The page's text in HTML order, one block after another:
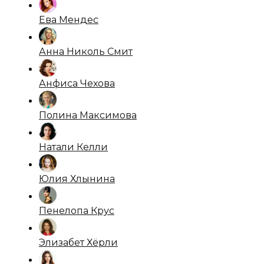
Ева Мендес
Анна Николь Смит
Анфиса Чехова
Полина Максимова
Натали Келли
Юлия Хлынина
Пенелопа Крус
Элизабет Хёрли